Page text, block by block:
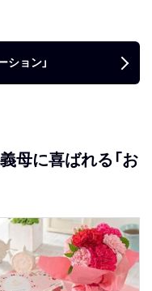
ション」
母に喜ばれる「お